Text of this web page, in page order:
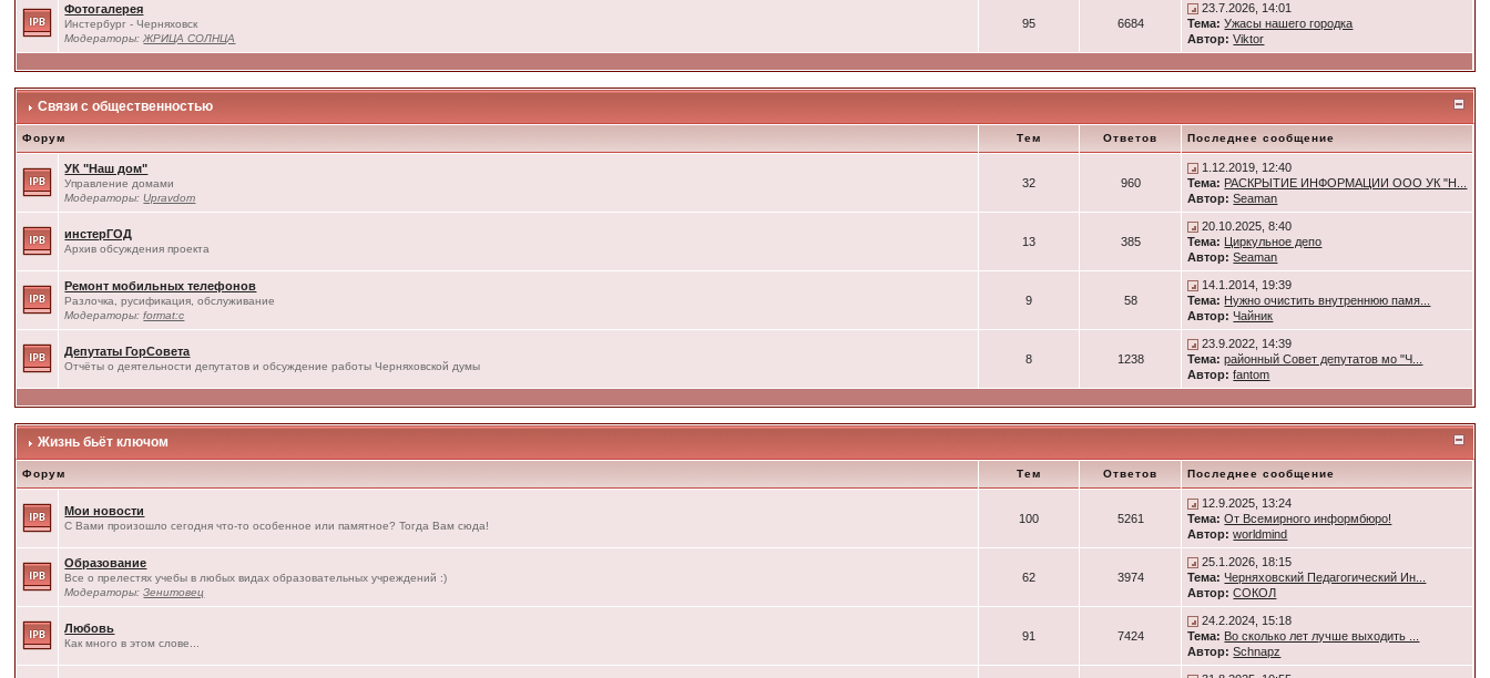
Фотогалерея
Инстербург - Черняховск
Модераторы:ЖРИЦА СОЛНЦА
95 6684
23.7.2026, 14:01
Тема: Ужасы нашего городка
Автор: Viktor
Связи с общественностью
Форум Тем Ответов Последнее сообщение
УК "Наш дом"
Управление домами
Модераторы:Upravdom
32 960
1.12.2019, 12:40
Тема: РАСКРЫТИЕ ИНФОРМАЦИИ ООО УК "Н...
Автор: Seaman
инстерГОД
Архив обсуждения проекта
13 385
20.10.2025, 8:40
Тема: Циркульное депо
Автор: Seaman
Ремонт мобильных телефонов
Разлочка, русификация, обслуживание
Модераторы:format:c
9 58
14.1.2014, 19:39
Тема: Нужно очистить внутреннюю памя...
Автор: Чайник
Депутаты ГорСовета
Отчёты о деятельности депутатов и обсуждение работы Черняховской думы
8 1238
23.9.2022, 14:39
Тема: районный Совет депутатов мо "Ч...
Автор: fantom
Жизнь бьёт ключом
Форум Тем Ответов Последнее сообщение
Мои новости
С Вами произошло сегодня что-то особенное или памятное? Тогда Вам сюда!
100 5261
12.9.2025, 13:24
Тема: От Всемирного информбюро!
Автор: worldmind
Образование
Все о прелестях учебы в любых видах образовательных учреждений :)
Модераторы:Зенитовец
62 3974
25.1.2026, 18:15
Тема: Черняховский Педагогический Ин...
Автор: СОКОЛ
Любовь
Как много в этом слове...
91 7424
24.2.2024, 15:18
Тема: Во сколько лет лучше выходить ...
Автор: Schnapz